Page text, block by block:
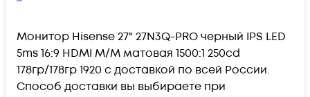
Монитор Hisense 27" 27N3Q-PRO черный IPS LED
5ms 16:9 HDMI M/M матовая 1500:1 250cd
178гр/178гр 1920 c доставкой по всей России.
Способ доставки вы выбираете при